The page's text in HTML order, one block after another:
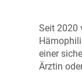
Seit 2020
einer
Ärztin